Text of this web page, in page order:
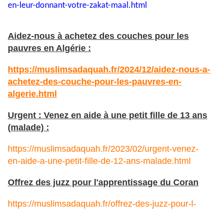
en-leur-donnant-votre-zakat-maal.html
Aidez-nous à achetez des couches pour les
pauvres en Algérie :
https://muslimsadaquah.fr/2024/12/aidez-nous-a-
achetez-des-couche-pour-les-pauvres-en-
algerie.html
Urgent : Venez en aide à une petit fille de 13 ans
(malade) :
https://muslimsadaquah.fr/2023/02/urgent-venez-
en-aide-a-une-petit-fille-de-12-ans-malade.html
Offrez des juzz pour l'apprentissage du Coran
https://muslimsadaquah.fr/offrez-des-juzz-pour-l-